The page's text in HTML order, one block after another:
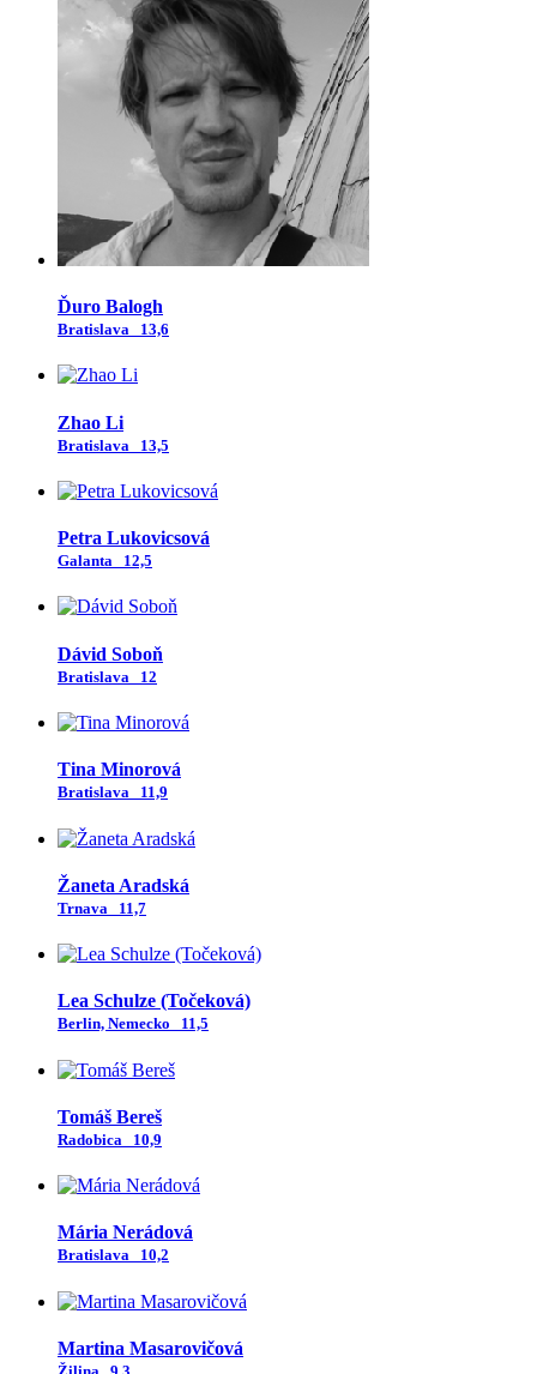
Ďuro Balogh
Bratislava 13,6
Zhao Li
Bratislava 13,5
Petra Lukovicsová
Galanta 12,5
Dávid Soboň
Bratislava 12
Tina Minorová
Bratislava 11,9
Žaneta Aradská
Trnava 11,7
Lea Schulze (Točeková)
Berlin, Nemecko 11,5
Tomáš Bereš
Radobica 10,9
Mária Nerádová
Bratislava 10,2
Martina Masarovičová